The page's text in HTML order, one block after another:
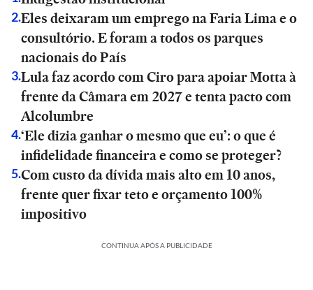
2.Eles deixaram um emprego na Faria Lima e o
consultório. E foram a todos os parques
nacionais do País
3.Lula faz acordo com Ciro para apoiar Motta à
frente da Câmara em 2027 e tenta pacto com
Alcolumbre
4.‘Ele dizia ganhar o mesmo que eu’: o que é
infidelidade financeira e como se proteger?
5.Com custo da dívida mais alto em 10 anos,
frente quer fixar teto e orçamento 100%
impositivo
CONTINUA APÓS A PUBLICIDADE